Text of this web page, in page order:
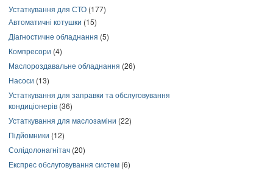
Устаткування для СТО (177)
Автоматичні котушки (15)
Діагностичне обладнання (5)
Компресори (4)
Маслороздавальне обладнання (26)
Насоси (13)
Устаткування для заправки та обслуговування
кондиціонерів (36)
Устаткування для маслозаміни (22)
Підйомники (12)
Солідолонагнітач (20)
Експрес обслуговування систем (6)